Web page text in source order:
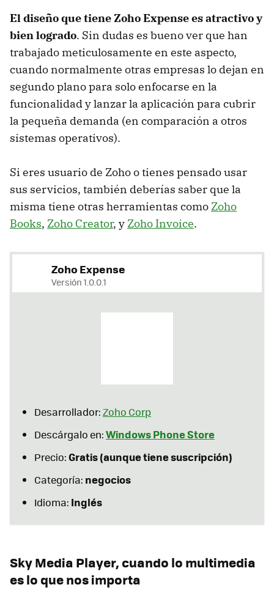
El diseño que tiene Zoho Expense es atractivo y
bien logrado. Sin dudas es bueno ver que han
trabajado meticulosamente en este aspecto,
cuando normalmente otras empresas lo dejan en
segundo plano para solo enfocarse en la
funcionalidad y lanzar la aplicación para cubrir
la pequeña demanda (en comparación a otros
sistemas operativos).
Si eres usuario de Zoho o tienes pensado usar
sus servicios, también deberías saber que la
misma tiene otras herramientas como Zoho
Books, Zoho Creator, y Zoho Invoice.
Zoho Expense
Versión 1.0.0.1
Desarrollador:Zoho Corp
Descárgalo en:Windows Phone Store
Precio:Gratis (aunque tiene suscripción)
Categoría: negocios
Idioma: Inglés
Sky Media Player, cuando lo multimedia
es lo que nos importa